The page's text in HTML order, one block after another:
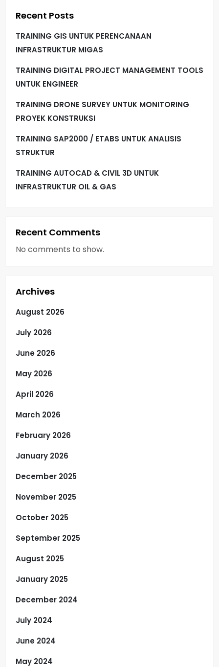
Recent Posts
TRAINING GIS UNTUK PERENCANAAN
INFRASTRUKTUR MIGAS
TRAINING DIGITAL PROJECT MANAGEMENT TOOLS
UNTUK ENGINEER
TRAINING DRONE SURVEY UNTUK MONITORING
PROYEK KONSTRUKSI
TRAINING SAP2000 / ETABS UNTUK ANALISIS
STRUKTUR
TRAINING AUTOCAD & CIVIL 3D UNTUK
INFRASTRUKTUR OIL & GAS
Recent Comments
No comments to show.
Archives
August 2026
July 2026
June 2026
May 2026
April 2026
March 2026
February 2026
January 2026
December 2025
November 2025
October 2025
September 2025
August 2025
January 2025
December 2024
July 2024
June 2024
May 2024